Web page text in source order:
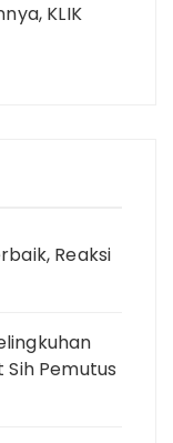
KLIK
Reaksi
Pemutus